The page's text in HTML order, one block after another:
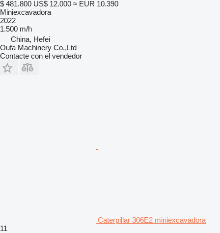
$ 481.800 US$ 12.000 ≈ EUR 10.390
Miniexcavadora
2022
1.500 m/h
China, Hefei
Oufa Machinery Co.,Ltd
Contacte con el vendedor
Caterpillar 306E2 miniexcavadora
11